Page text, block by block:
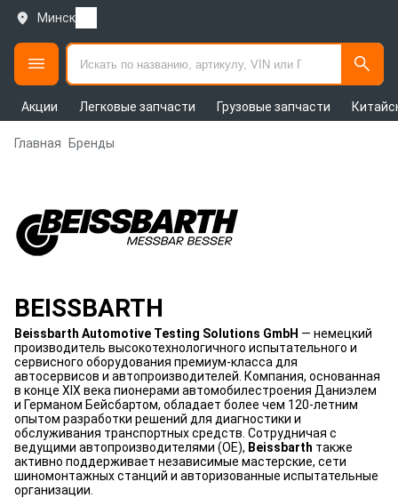
Минск
Акции Легковые запчасти Грузовые запчасти
Главная Бренды
BEISSBARTH
Beissbarth Automotive Testing Solutions GmbH — немецкий
производитель высокотехнологичного испытательного и
сервисного оборудования премиум-класса для
автосервисов и автопроизводителей. Компания, основанная
в конце XIX века пионерами автомобилестроения Даниэлем
и Германом Бейсбартом, обладает более чем 120-летним
опытом разработки решений для диагностики и
обслуживания транспортных средств. Сотрудничая с
ведущими автопроизводителями (OE), Beissbarth также
активно поддерживает независимые мастерские, сети
шиномонтажных станций и авторизованные испытательные
организации.